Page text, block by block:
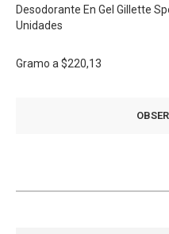
Desodorante En Gel Gillette
Unidades
Gramo a $220,13